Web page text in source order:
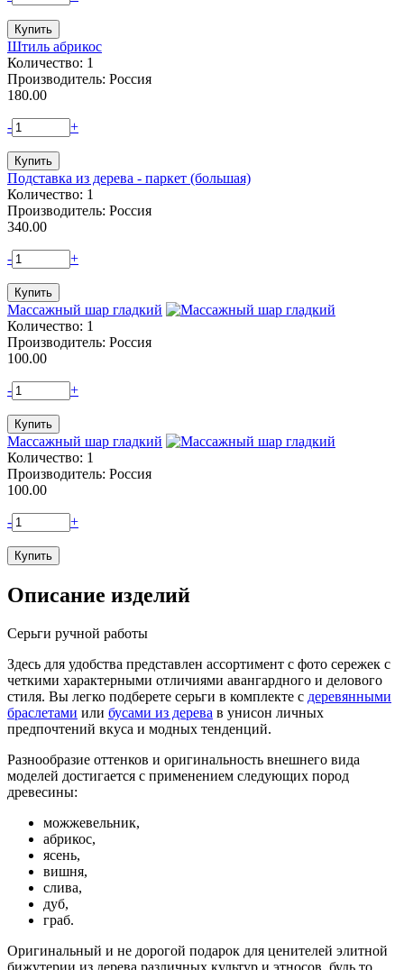
Штиль абрикос
Количество: 1
Производитель: Россия
180.00
- +
Подставка из дерева - паркет (большая)
Количество: 1
Производитель: Россия
340.00
- +
Массажный шар гладкий
Количество: 1
Производитель: Россия
100.00
- +
Массажный шар гладкий
Количество: 1
Производитель: Россия
100.00
- +
Описание изделий
Серьги ручной работы
Здесь для удобства представлен ассортимент с фото сережек с
четкими характерными отличиями авангардного и делового
стиля. Вы легко подберете серьги в комплекте с деревянными
браслетами или бусами из дерева в унисон личных
предпочтений вкуса и модных тенденций.
Разнообразие оттенков и оригинальность внешнего вида
моделей достигается с применением следующих пород
древесины:
можжевельник,
абрикос,
ясень,
вишня,
слива,
дуб,
граб.
Оригинальный и не дорогой подарок для ценителей элитной
бижутерии из дерева различных культур и этносов, будь то